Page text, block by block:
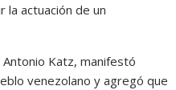
la actuación de un
Katz, manifestó
venezolano y agregó que